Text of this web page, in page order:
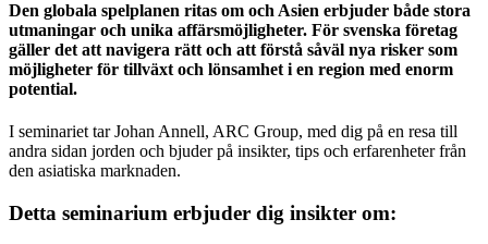
Den globala spelplanen ritas om och Asien erbjuder både stora
utmaningar och unika affärsmöjligheter. För svenska företag
gäller det att navigera rätt och att förstå såväl nya risker som
möjligheter för tillväxt och lönsamhet i en region med enorm
potential.
I seminariet tar Johan Annell, ARC Group, med dig på en resa till
andra sidan jorden och bjuder på insikter, tips och erfarenheter från
den asiatiska marknaden.
Detta seminarium erbjuder dig insikter om: